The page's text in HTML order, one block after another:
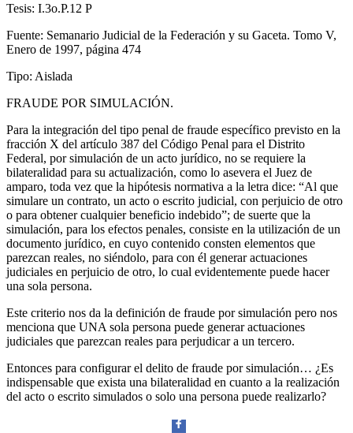
Threads
Tesis: I.3o.P.12 P
Fuente: Semanario Judicial de la Federación y su Gaceta. Tomo V,
Enero de 1997, página 474
Tipo: Aislada
FRAUDE POR SIMULACIÓN.
Para la integración del tipo penal de fraude específico previsto en la
fracción X del artículo 387 del Código Penal para el Distrito
Federal, por simulación de un acto jurídico, no se requiere la
bilateralidad para su actualización, como lo asevera el Juez de
amparo, toda vez que la hipótesis normativa a la letra dice: “Al que
simulare un contrato, un acto o escrito judicial, con perjuicio de otro
o para obtener cualquier beneficio indebido”; de suerte que la
simulación, para los efectos penales, consiste en la utilización de un
documento jurídico, en cuyo contenido consten elementos que
parezcan reales, no siéndolo, para con él generar actuaciones
judiciales en perjuicio de otro, lo cual evidentemente puede hacer
una sola persona.
Este criterio nos da la definición de fraude por simulación pero nos
menciona que UNA sola persona puede generar actuaciones
judiciales que parezcan reales para perjudicar a un tercero.
Entonces para configurar el delito de fraude por simulación… ¿Es
indispensable que exista una bilateralidad en cuanto a la realización
del acto o escrito simulados o solo una persona puede realizarlo?